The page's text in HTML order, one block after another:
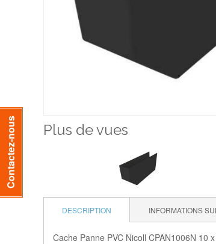
Plus de vues
DESCRIPTION INFORMATIONS
Cache Panne PVC Nicoll CPAN1006N 10
Contactez-nous